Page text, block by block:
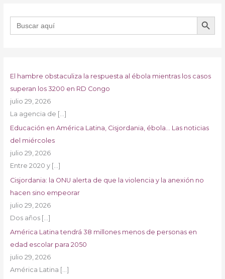
Buscar: BOTÓN DE
El hambre obstaculiza la respuesta al ébola mientras los casos
superan los 3200 en RD Congo
julio 29, 2026
La agencia de […]
Educación en América Latina, Cisjordania, ébola… Las noticias
del miércoles
julio 29, 2026
Entre 2020 y […]
Cisjordania: la ONU alerta de que la violencia y la anexión no
hacen sino empeorar
julio 29, 2026
Dos años […]
América Latina tendrá 38 millones menos de personas en
edad escolar para 2050
julio 29, 2026
América Latina […]